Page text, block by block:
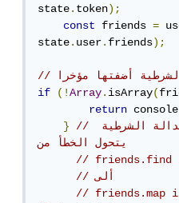
state.token);
const
friends =
state.user.friends);
أضفتها مؤخرا
if
(!Array.isArray(
return
}
// بمجرد إضافة هذه الدالة الشرطية
// friends.find
// ألى
// friends.map